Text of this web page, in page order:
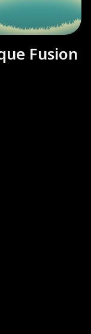
Fusion